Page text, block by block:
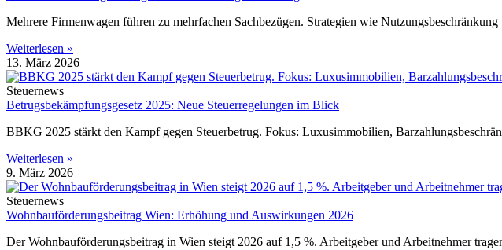
Mehrere Firmenwagen führen zu mehrfachen Sachbezügen. Strategien wie
Weiterlesen »
13. März 2026
Steuernews
Betrugsbekämpfungsgesetz 2025: Neue Steuerregelungen im Blick
BBKG 2025 stärkt den Kampf gegen Steuerbetrug. Fokus: Luxusimmobilien,
Weiterlesen »
9. März 2026
Steuernews
Wohnbauförderungsbeitrag Wien: Erhöhung und Auswirkungen 2026
Der Wohnbauförderungsbeitrag in Wien steigt 2026 auf 1,5 %. Arbeitgeber und Arbeitnehmer